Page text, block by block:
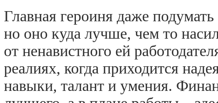
Главная героиня даже
но оно куда лучше, чем то
от ненавистного ей
реалиях, когда приходится
навыки, талант и умения.